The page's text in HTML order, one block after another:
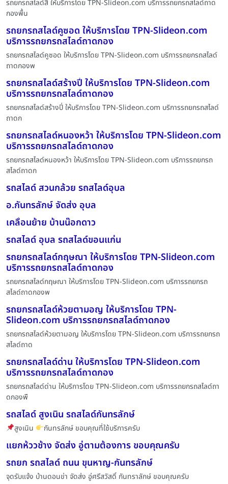
รถยกรถสไลด์สิ ให้บริการโดย TPN-Slideon.com บริการรถยกรถสไลด์ถาด
กองพื้น
รถยกรถสไลด์คูซอด ให้บริการโดย TPN-Slideon.com
บริการรถยกรถสไลด์ถาดกอง
รถยกรถสไลด์คูซอด ให้บริการโดย TPN-Slideon.com บริการรถยกรถสไลด์
ถาดกองพ
รถยกรถสไลด์สร้างปี่ ให้บริการโดย TPN-Slideon.com
บริการรถยกรถสไลด์ถาดกอง
รถยกรถสไลด์สร้างปี่ ให้บริการโดย TPN-Slideon.com บริการรถยกรถสไลด์
ถาดก
รถยกรถสไลด์หนองหว้า ให้บริการโดย TPN-Slideon.com
บริการรถยกรถสไลด์ถาดกอง
รถยกรถสไลด์หนองหว้า ให้บริการโดย TPN-Slideon.com บริการรถยกรถ
สไลด์ถาดก
รถสไลด์ สวนกล้วย รถสไลด์อุบล
อ.กันทรลักษ์ จัดส่ง อุบล
เคลื่อนย้าย บ้านน๊อกดาว
รถสไลด์ อุบล รถสไลด์ขอนแก่น
รถยกรถสไลด์กฤษณา ให้บริการโดย TPN-Slideon.com
บริการรถยกรถสไลด์ถาดกอง
รถยกรถสไลด์กฤษณา ให้บริการโดย TPN-Slideon.com บริการรถยกรถ
สไลด์ถาดกองพ
รถยกรถสไลด์ห้วยตามอญ ให้บริการโดย TPN-
Slideon.com บริการรถยกรถสไลด์ถาดกอง
รถยกรถสไลด์ห้วยตามอญ ให้บริการโดย TPN-Slideon.com บริการรถยกรถ
สไลด์ถาด
รถยกรถสไลด์ด่าน ให้บริการโดย TPN-Slideon.com
บริการรถยกรถสไลด์ถาดกอง
รถยกรถสไลด์ด่าน ให้บริการโดย TPN-Slideon.com บริการรถยกรถสไลด์ถา
ดกองพื
รถสไลด์ สูงเนิน รถสไลด์กันทรลักษ์
สูงเนิน กันทรลักษ์ ขอบคุณที่ใช้บริการครับ
แยกห้ววช้าง จัดส่ง อู่ตามต้องการ ขอบคุณครับ
รถยก รถสไลด์ ถนน ขุนหาญ-กันทรลักษ์
จุดรับแจ้ง บ้านดอนข่า จัดส่ง อู่ศรีสวัสดิ์ กันทราลักษ์ ขอบคุณครับ